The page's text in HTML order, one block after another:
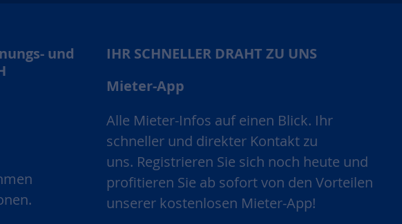
und
IHR SCHNELLER DRAHT ZU UNS
Mieter-App
Alle Mieter-Infos auf einen Blick. Ihr
schneller und direkter Kontakt zu
uns. Registrieren Sie sich noch heute und
profitieren Sie ab sofort von den Vorteilen
unserer kostenlosen Mieter-App!